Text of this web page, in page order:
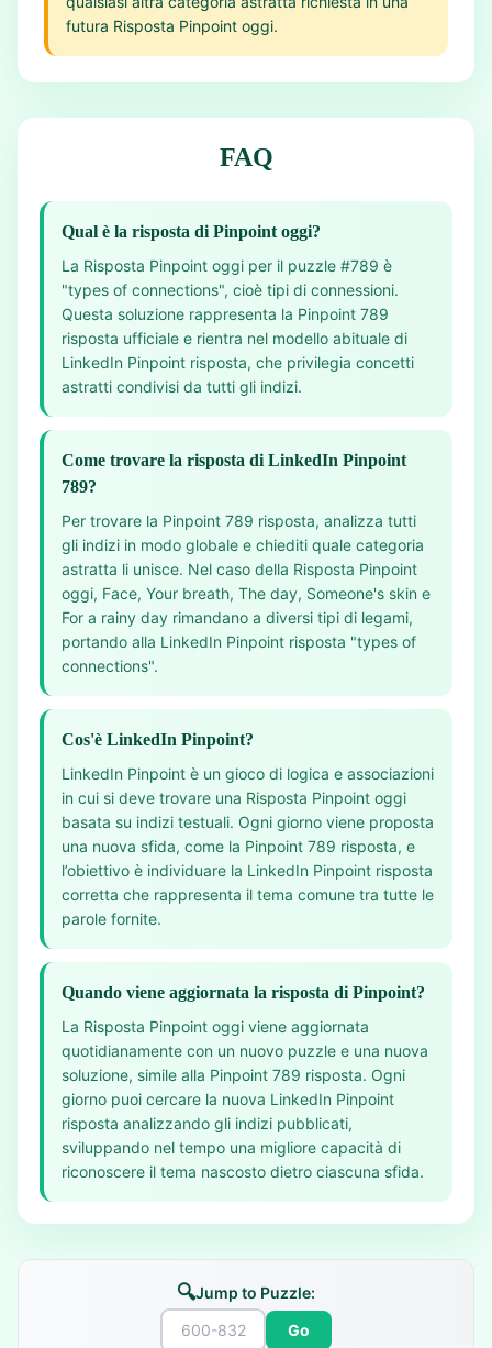
futura Risposta Pinpoint oggi.
FAQ
Qual è la risposta di Pinpoint oggi?
La Risposta Pinpoint oggi per il puzzle #789 è
"types of connections", cioè tipi di connessioni.
Questa soluzione rappresenta la Pinpoint 789
risposta ufficiale e rientra nel modello abituale di
LinkedIn Pinpoint risposta, che privilegia concetti
astratti condivisi da tutti gli indizi.
Come trovare la risposta di LinkedIn Pinpoint
789?
Per trovare la Pinpoint 789 risposta, analizza tutti
gli indizi in modo globale e chiediti quale categoria
astratta li unisce. Nel caso della Risposta Pinpoint
oggi, Face, Your breath, The day, Someone's skin e
For a rainy day rimandano a diversi tipi di legami,
portando alla LinkedIn Pinpoint risposta "types of
connections".
Cos'è LinkedIn Pinpoint?
LinkedIn Pinpoint è un gioco di logica e associazioni
in cui si deve trovare una Risposta Pinpoint oggi
basata su indizi testuali. Ogni giorno viene proposta
una nuova sfida, come la Pinpoint 789 risposta, e
l’obiettivo è individuare la LinkedIn Pinpoint risposta
corretta che rappresenta il tema comune tra tutte le
parole fornite.
Quando viene aggiornata la risposta di Pinpoint?
La Risposta Pinpoint oggi viene aggiornata
quotidianamente con un nuovo puzzle e una nuova
soluzione, simile alla Pinpoint 789 risposta. Ogni
giorno puoi cercare la nuova LinkedIn Pinpoint
risposta analizzando gli indizi pubblicati,
sviluppando nel tempo una migliore capacità di
riconoscere il tema nascosto dietro ciascuna sfida.
🔍Jump to Puzzle:
Go